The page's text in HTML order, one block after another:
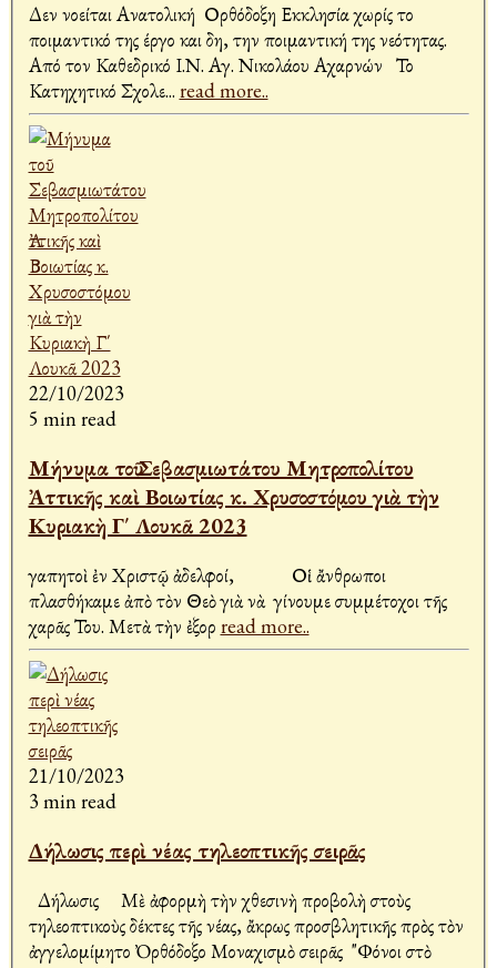
Δεν νοείται Ανατολική Ορθόδοξη Εκκλησία χωρίς το
ποιμαντικό της έργο και δη, την ποιμαντική της νεότητας.
Από τον Καθεδρικό Ι.Ν. Αγ. Νικολάου Αχαρνών Το
Κατηχητικό Σχολε... read more..
22/10/2023
5 min read
Μήνυμα τοῦ Σεβασμιωτάτου Μητροπολίτου
Ἀττικῆς καὶ Βοιωτίας κ. Χρυσοστόμου γιὰ τὴν
Κυριακὴ Γ΄ Λουκᾶ 2023
Ἀγαπητοὶ ἐν Χριστῷ ἀδελφοί, Οἱ ἄνθρωποι
πλασθήκαμε ἀπὸ τὸν Θεὸ γιὰ νὰ γίνουμε συμμέτοχοι τῆς
χαρᾶς Του. Μετὰ τὴν ἐξορ read more..
21/10/2023
3 min read
Δήλωσις περὶ νέας τηλεοπτικῆς σειρᾶς
Δήλωσις Μὲ ἀφορμὴ τὴν χθεσινὴ προβολὴ στοὺς
τηλεοπτικοὺς δέκτες τῆς νέας, ἄκρως προσβλητικῆς πρὸς τὸν
ἀγγελομίμητο Ὀρθόδοξο Μοναχισμὸ σειρᾶς "Φόνοι στὸ